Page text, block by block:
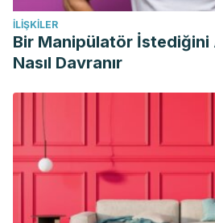
İLIŞKILER
Bir Manipülatör İstediğini
Nasıl Davranır